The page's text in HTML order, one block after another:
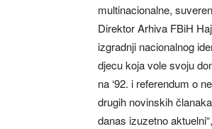
multinacionalne,
Direktor Arhiva FBiH
izgradnji nacionalnog
djecu koja vole svoju
na ‘92. i referendum o
drugih novinskih
danas izuzetno